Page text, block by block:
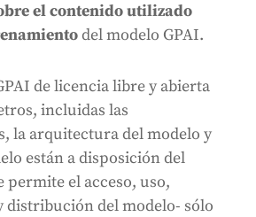
el contenido utilizado
del modelo GPAI.
de licencia libre y abierta
incluidas las
la arquitectura del modelo y
están a disposición del
permite el acceso, uso,
distribución del modelo- sólo